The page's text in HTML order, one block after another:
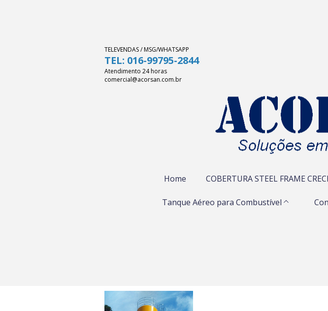
TELEVENDAS / MSG/WHATSAPP
TEL: 016-99795-2844
Atendimento 24 horas
comercial@acorsan.com.br
Home COBERTURA STEEL FRAME
Tanque Aéreo para Combustível